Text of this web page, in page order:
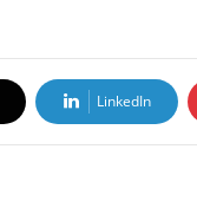
LinkedIn